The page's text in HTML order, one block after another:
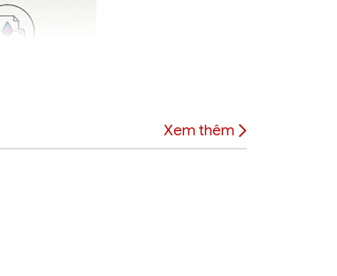
da người, bầu trời hoặc hoàng hôn
Xem thêm